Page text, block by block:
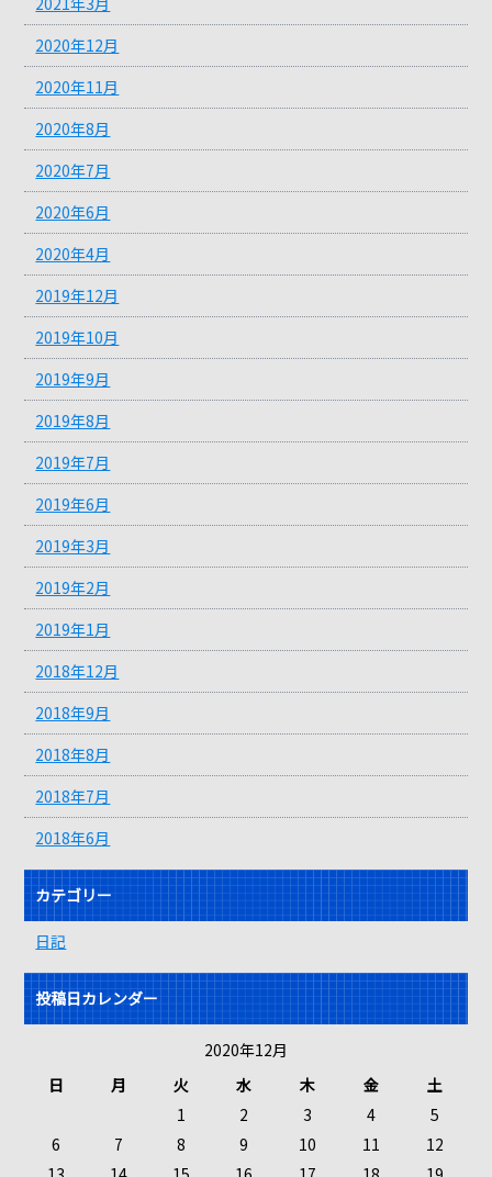
2020年12月
2020年11月
2020年8月
2020年7月
2020年6月
2020年4月
2019年12月
2019年10月
2019年9月
2019年8月
2019年7月
2019年6月
2019年3月
2019年2月
2019年1月
2018年12月
2018年9月
2018年8月
2018年7月
2018年6月
カテゴリー
日記
投稿日カレンダー
2020年12月
日
月 火 水 木 金
土
1
2 3 4
5
6
7 8 9 10 11
12